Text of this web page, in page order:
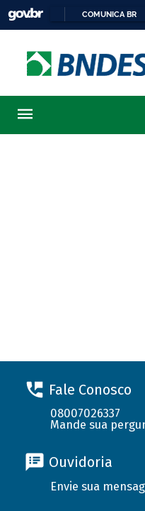
COMUNICA BR
Fale Conosco
08007026337
Mande sua
Ouvidoria
Envie sua